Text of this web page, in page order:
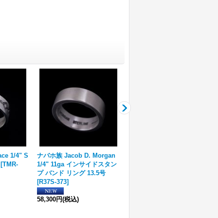
1/4" S
[TMR-
ナバホ族 Jacob D. Morgan
1/4" 11ga インサイドスタン
プ バンド リング 13.5号
[R37S-373]
58,300円(税込)